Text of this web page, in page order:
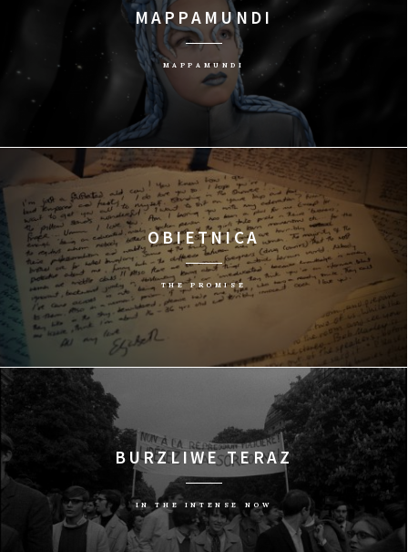
MAPPAMUNDI
MAPPAMUNDI
OBIETNICA
THE PROMISE
BURZLIWE TERAZ
IN THE INTENSE NOW